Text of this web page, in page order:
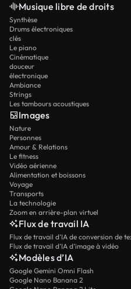
Musique libre de droits
Synthèse
Drums électroniques
clés
Le piano
Cinématique
douceur
électronique
Ambiance
Strings
Les tambours acoustiques
Images
Nature
Personnes
Amour & Relations
Le fitness
Vidéo aérienne
Alimentation et boissons
Voyage
Transports
La technologie
Zoom en arrière-plan virtuel
Flux de travail IA
Flux de travail d’IA de conversion de
Flux de travail d’IA d’image à vidéo
Modèles d’IA
Google Gemini Omni Flash
Google Nano Banana 2